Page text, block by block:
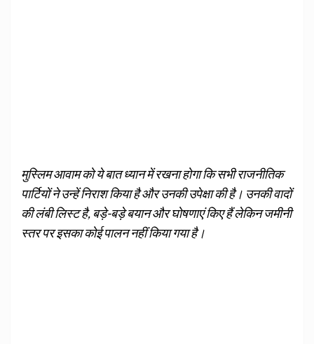
मुस्लिम आवाम को ये बात ध्यान में रखना होगा कि सभी राजनीतिक
पार्टियों ने उन्हें निराश किया है और उनकी उपेक्षा की है। उनकी वादों
की लंबी लिस्ट है, बड़े-बड़े बयान और घोषणाएं किए हैं लेकिन जमीनी
स्तर पर इसका कोई पालन नहीं किया गया है।